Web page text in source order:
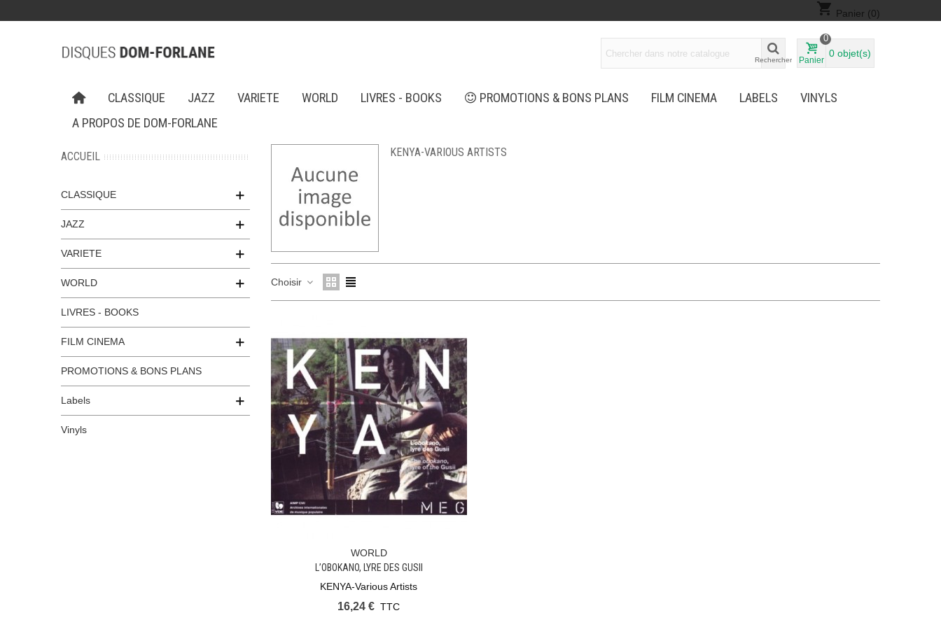
shopping_cart Panier (0)
Rechercher Panier
0
0 objet(s)
CLASSIQUE JAZZ VARIETE WORLD LIVRES - BOOKS PROMOTIONS & BONS PLANS FILM CINEMA LABELS
VINYLS
A PROPOS DE DOM-FORLANE
ACCUEIL
CLASSIQUE
JAZZ
VARIETE
WORLD
LIVRES - BOOKS
FILM CINEMA
PROMOTIONS & BONS PLANS
Labels
Vinyls
KENYA-VARIOUS ARTISTS
Choisir
Ajouter Au Panier
WORLD
L’OBOKANO, LYRE DES GUSII
KENYA-Various Artists
16,24 € TTC